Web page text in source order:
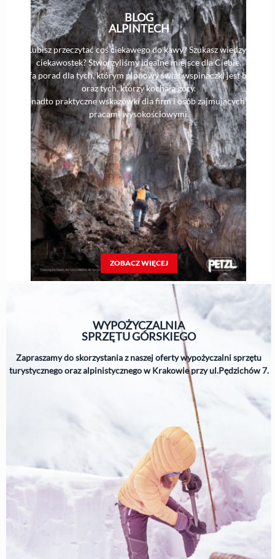
BLOG
ALPINTECH
Lubisz przeczytać coś ciekawego do kawy? Szukasz wiedzy i
ciekawostek? Stworzyliśmy idealne miejsce dla Ciebie.
Strefa porad dla tych, którym pionowy świat wspinaczki jest bliski,
oraz tych, którzy kochają góry.
Ponadto praktyczne wskazówki dla firm i osób zajmujących się
pracami wysokościowymi.
ZOBACZ WIĘCEJ
WYPOŻYCZALNIA
SPRZĘTUGÓRSKIEGO
Zapraszamy do skorzystania z naszej oferty wypożyczalni sprzętu
turystycznego oraz alpinistycznego w Krakowie przy ul.Pędzichów 7.